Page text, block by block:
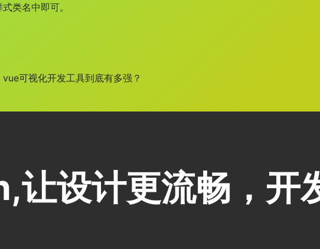
类名中即可。
vue可视化开发工具到底有多强？
让设计更流畅，开